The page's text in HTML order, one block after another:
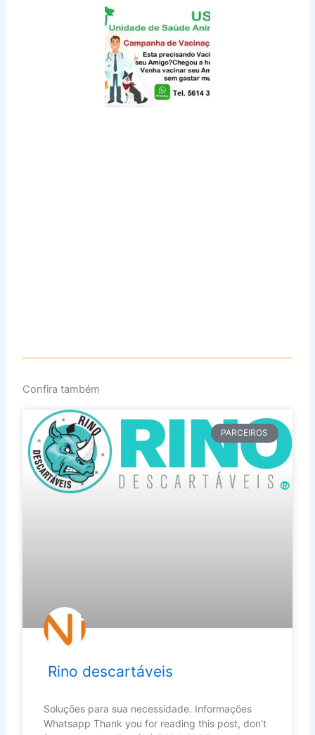
Confira também
PARCEIROS
Rino descartáveis
Soluções para sua necessidade. Informações
Whatsapp Thank you for reading this post, don’t